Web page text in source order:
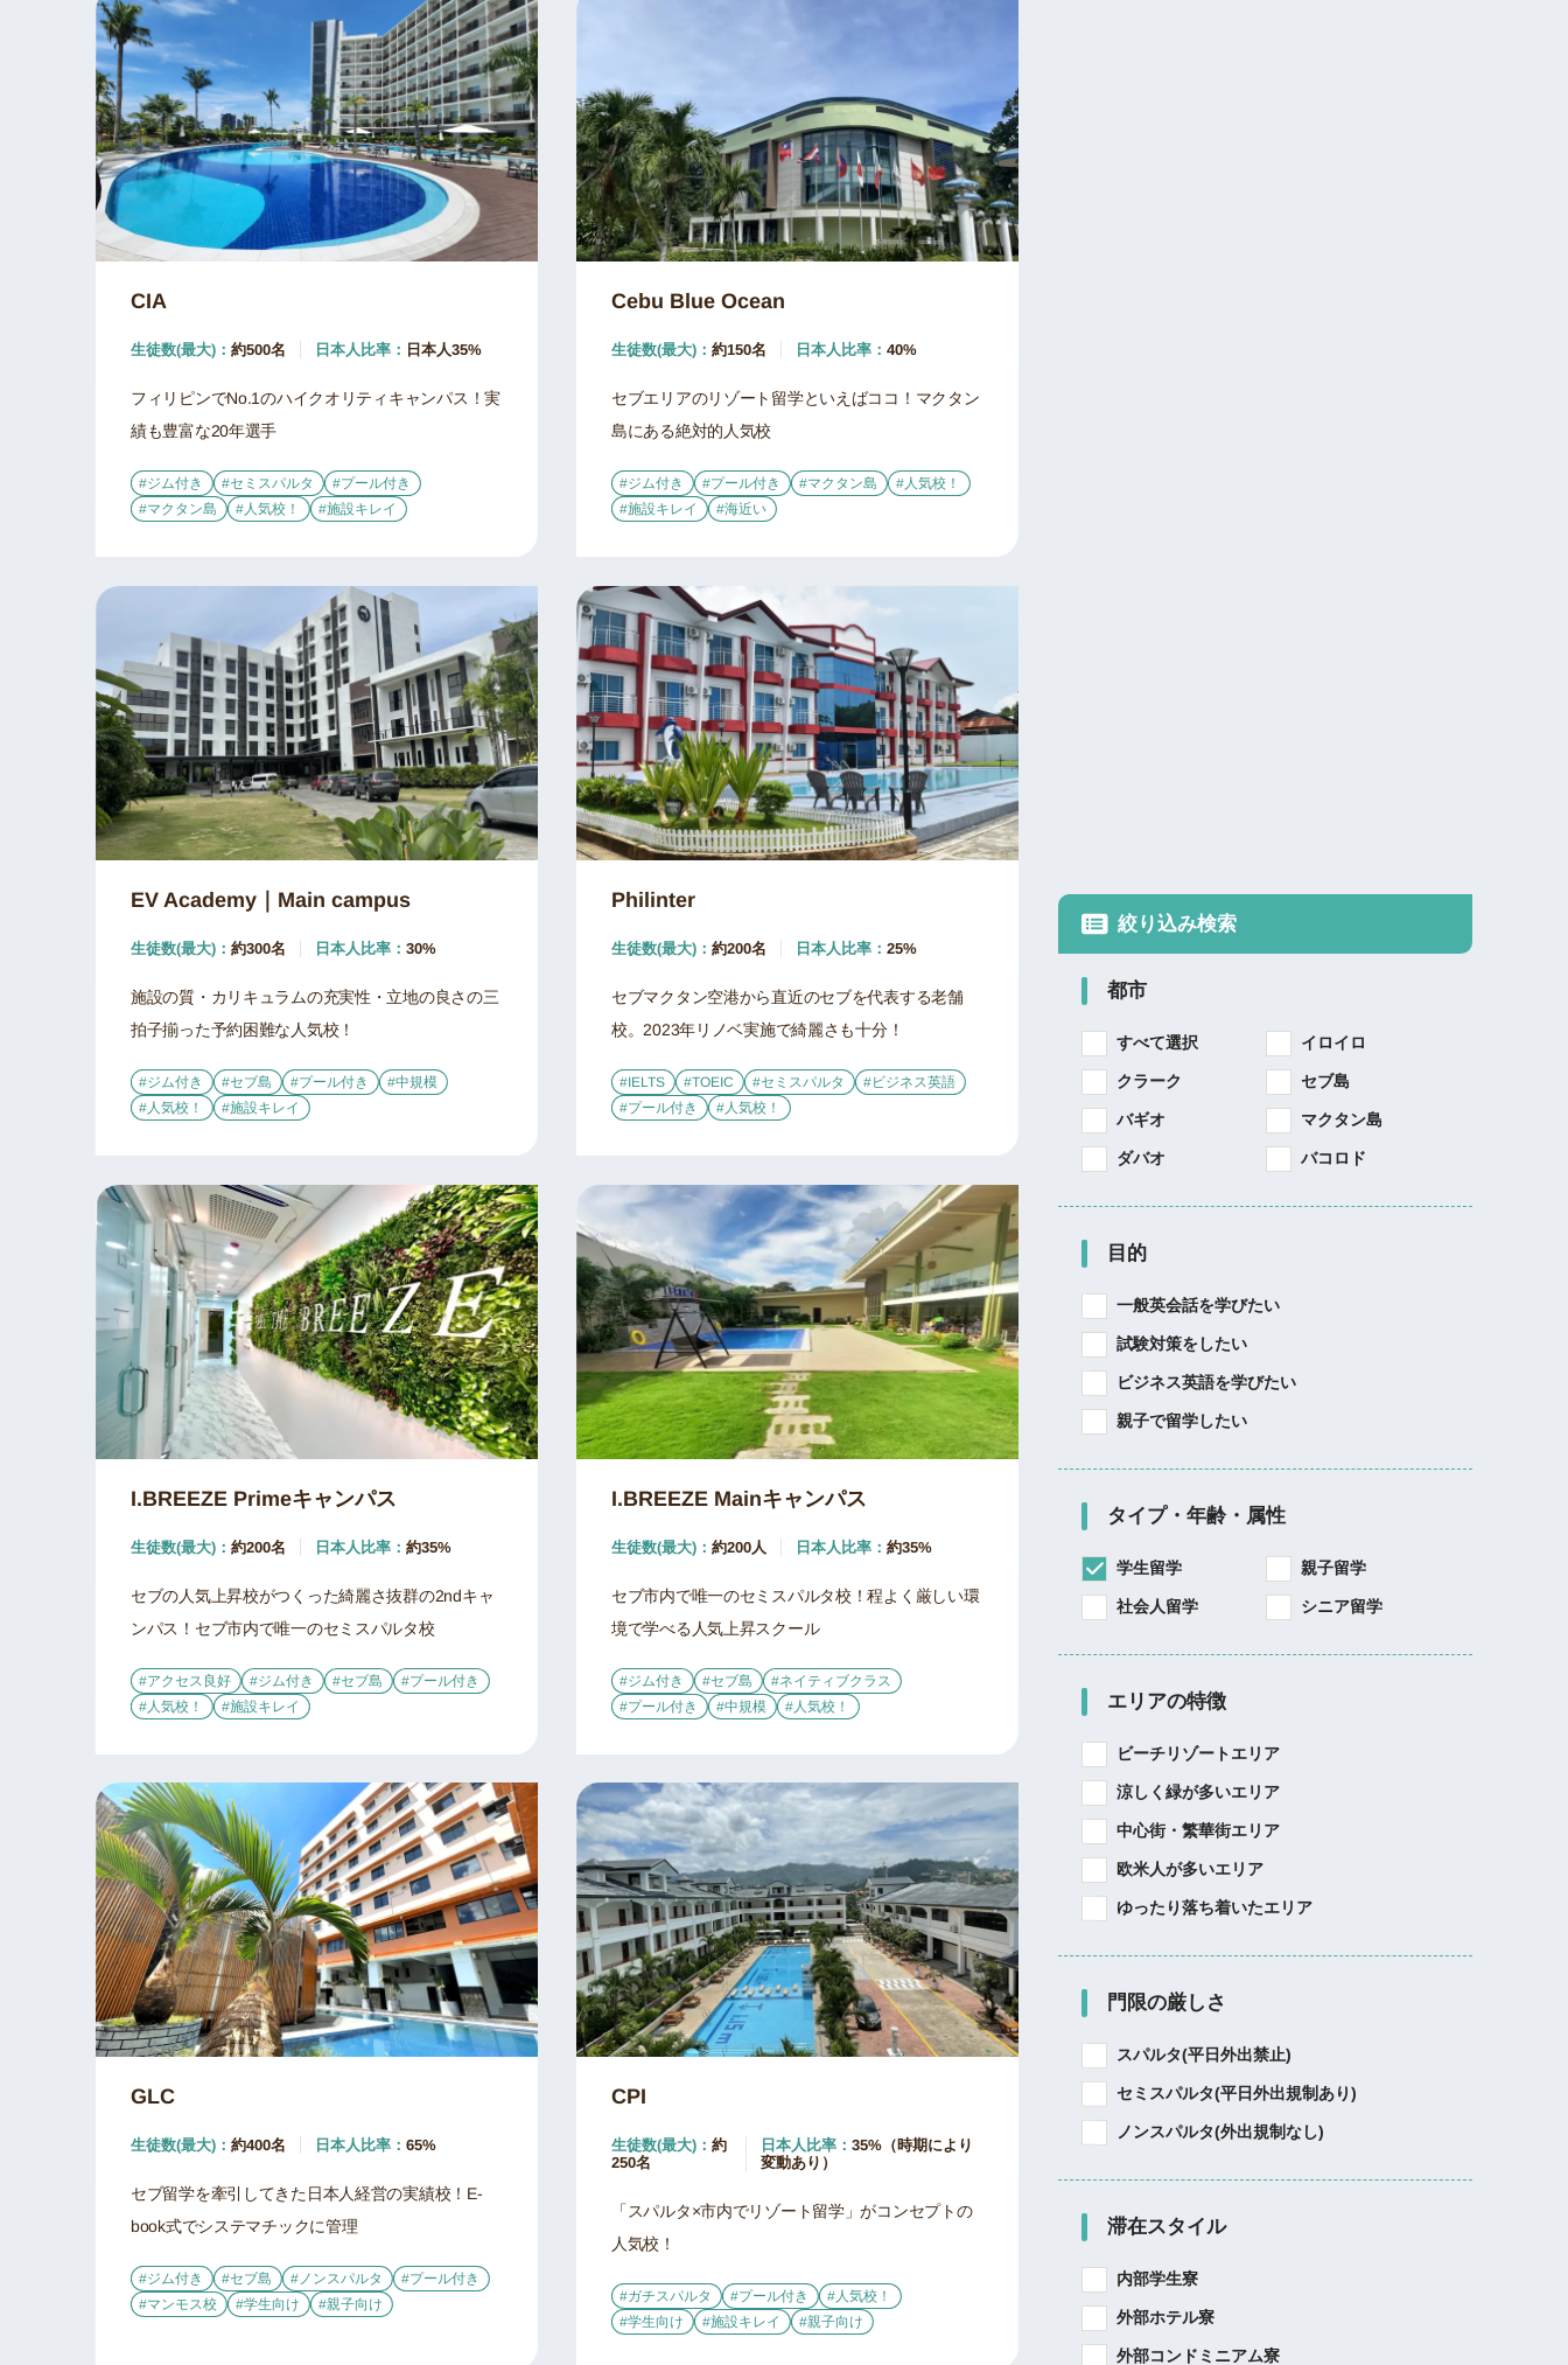
絞り込み検索
都市
すべて選択 イロイロ
クラーク セブ島
バギオ マクタン島
ダバオ バコロド
目的
一般英会話を学びたい
試験対策をしたい
ビジネス英語を学びたい
親子で留学したい
タイプ・年齢・属性
学生留学 親子留学
社会人留学 シニア留学
エリアの特徴
ビーチリゾートエリア
涼しく緑が多いエリア
中心街・繁華街エリア
欧米人が多いエリア
ゆったり落ち着いたエリア
門限の厳しさ
スパルタ(平日外出禁止)
セミスパルタ(平日外出規制あり)
ノンスパルタ(外出規制なし)
滞在スタイル
内部学生寮
外部ホテル寮
外部コンドミニアム寮
CIA
生徒数(最大)： 約500名 日本人比率： 日本人35%
フィリピンでNo.1のハイクオリティキャンパス！実
績も豊富な20年選手
#ジム付き #セミスパルタ #プール付き
#マクタン島 #人気校！ #施設キレイ
Cebu Blue Ocean
生徒数(最大)： 約150名 日本人比率： 40%
セブエリアのリゾート留学といえばココ！マクタン
島にある絶対的人気校
#ジム付き #プール付き #マクタン島 #人気校！
#施設キレイ #海近い
EV Academy｜Main campus
生徒数(最大)： 約300名 日本人比率： 30%
施設の質・カリキュラムの充実性・立地の良さの三
拍子揃った予約困難な人気校！
#ジム付き #セブ島 #プール付き #中規模
#人気校！ #施設キレイ
Philinter
生徒数(最大)： 約200名 日本人比率： 25%
セブマクタン空港から直近のセブを代表する老舗
校。2023年リノベ実施で綺麗さも十分！
#IELTS #TOEIC #セミスパルタ #ビジネス英語
#プール付き #人気校！
I.BREEZE Primeキャンパス
生徒数(最大)： 約200名 日本人比率： 約35%
セブの人気上昇校がつくった綺麗さ抜群の2ndキャ
ンパス！セブ市内で唯一のセミスパルタ校
#アクセス良好 #ジム付き #セブ島 #プール付き
#人気校！ #施設キレイ
I.BREEZE Mainキャンパス
生徒数(最大)： 約200人 日本人比率： 約35%
セブ市内で唯一のセミスパルタ校！程よく厳しい環
境で学べる人気上昇スクール
#ジム付き #セブ島 #ネイティブクラス
#プール付き #中規模 #人気校！
GLC
生徒数(最大)： 約400名 日本人比率： 65%
セブ留学を牽引してきた日本人経営の実績校！E-
book式でシステマチックに管理
#ジム付き #セブ島 #ノンスパルタ #プール付き
#マンモス校 #学生向け #親子向け
CPI
生徒数(最大)： 約
250名
日本人比率： 35%（時期により
変動あり）
「スパルタ×市内でリゾート留学」がコンセプトの
人気校！
#ガチスパルタ #プール付き
#人気校！
#学生向け
#施設キレイ #親子向け